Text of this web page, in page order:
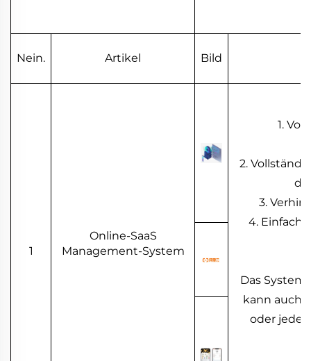
Nein. Artikel Bild
1
Online-SaaS
Management-System
1.
2.
3.
4.
Das System
kann auch
oder